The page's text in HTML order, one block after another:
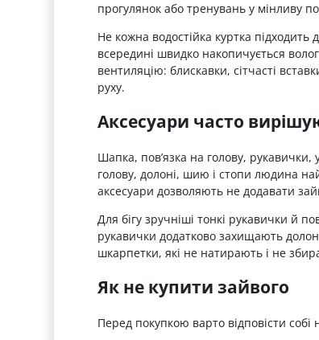
прогулянок або тренувань у мінливу
Не кожна водостійка куртка
всередині швидко накопичується
вентиляцію: блискавки, сітчасті
руху.
Аксесуари часто
Шапка, пов’язка на голову,
голову, долоні, шию і стопи людина
аксесуари дозволяють не додавати
Для бігу зручніші тонкі рукавички й
рукавички додатково захищають
шкарпетки, які не натирають і не
Як не купити зайвого
Перед покупкою варто відповісти собі